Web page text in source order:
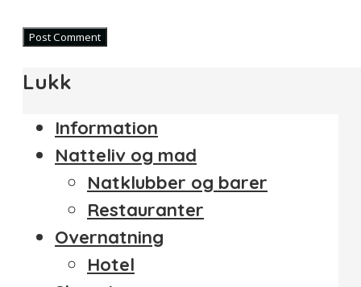
Lukk
Information
Natteliv og mad
Natklubber og barer
Restauranter
Overnatning
Hotel